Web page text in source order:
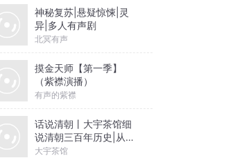
神秘复苏|悬疑惊悚|灵
异|多人有声剧
北冥有声
摸金天师【第一季】
（紫襟演播）
有声的紫襟
话说清朝丨大宇茶馆细
说清朝三百年历史|从努
尔哈赤到末代皇帝溥仪|
大宇茶馆